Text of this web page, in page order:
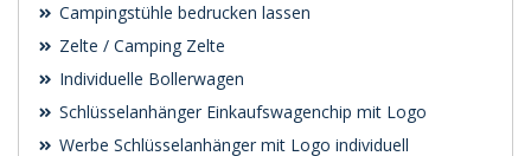
Campingstühle bedrucken lassen
Zelte / Camping Zelte
Individuelle Bollerwagen
Schlüsselanhänger Einkaufswagenchip mit Logo
Werbe Schlüsselanhänger mit Logo individuell